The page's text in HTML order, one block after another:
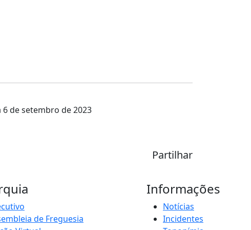
de setembro de 2023
Partilhar
de Freguesia
Informações
Notícias
Incidentes